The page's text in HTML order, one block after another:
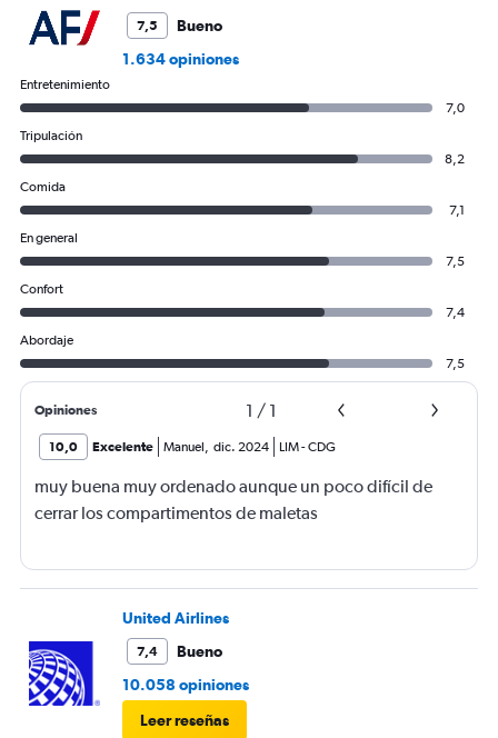
7,5
Bueno
1.634 opiniones
Entretenimiento
7,0
Tripulación
8,2
Comida
7,1
En general
7,5
Confort
7,4
Abordaje
7,5
Opiniones 1 / 1
10,0 Excelente Manuel, dic. 2024 LIM-CDG
muy buena muy ordenado aunque un poco difícil de
cerrar los compartimentos de maletas
United Airlines
7,4
Bueno
10.058 opiniones
Leer reseñas